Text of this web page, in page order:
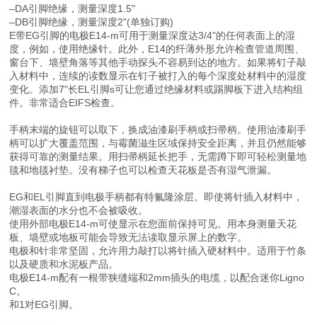
–DA引脚绝缘，测量深度1.5"
–DB引脚绝缘，测量深度2"(单独订购)
E带EG引脚的电极E14-m可用于测量深度达3/4"的任何表面上的湿
度，例如，使用绝缘针。此外，E14的纤薄外形允许检查管道周围、
窗台下、墙壁角落等其他手动探头不容易到达的地方。如果将钉子敲
入材料中，连续的读数显示在钉子被打入的每个深度处材料中的湿度
变化。添加7"长EL引脚s可让您通过绝缘材料或踢脚板下进入结构组
件。非常适合EIFS检查。
手柄末端的旋钮可以取下，换成油漆刷手柄或扫帚柄。使用油漆刷手
柄可以扩大覆盖范围，与霉菌滋生区域保持安全距离，并且仍然能够
获得可靠的测量结果。用扫帚柄延长把手，无需蹲下即可轻松测量地
毯和地毯衬垫。没有梯子也可以检查天花板是否有湿气泄漏。
EG和EL引脚直到电极手柄都有特氟隆涂层。即使将针插入材料中，
潮湿表面的水分也不会被吸收。
使用外部电极E14-m可使显示在您面前保持可见。用本身测量天花
板、墙壁或地板可能会导致无法读取显示屏上的数字。
电极和针非常坚固，允许用力敲打以将针插入硬材料中。适用于竹条
以及硬质和水泥板产品。
电极E14-m配有一根带狭缝端和2mm插头的电缆，以配合迷你Ligno
C。
和1对EG引脚。